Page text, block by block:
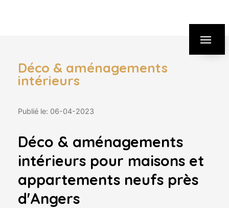
Déco & aménagements
intérieurs
Publié le: 06-04-2023
Déco & aménagements
intérieurs pour maisons et
appartements neufs près
d'Angers